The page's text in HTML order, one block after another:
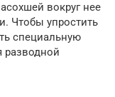
вокруг нее
Чтобы упростить
специальную
разводной